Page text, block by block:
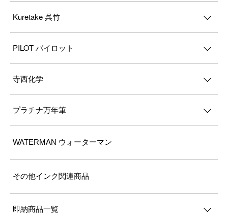
Kuretake 呉竹
PILOT パイロット
寺西化学
プラチナ万年筆
WATERMAN ウォーターマン
その他インク関連商品
即納商品一覧